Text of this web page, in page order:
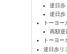
逆日歩
逆日歩
トーヨ
高額逆
トーヨ
逆日歩リ